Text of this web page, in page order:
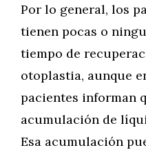
Por lo general, los
tienen pocas o
tiempo de
otoplastia, aunque
pacientes informan
acumulación de
Esa acumulación